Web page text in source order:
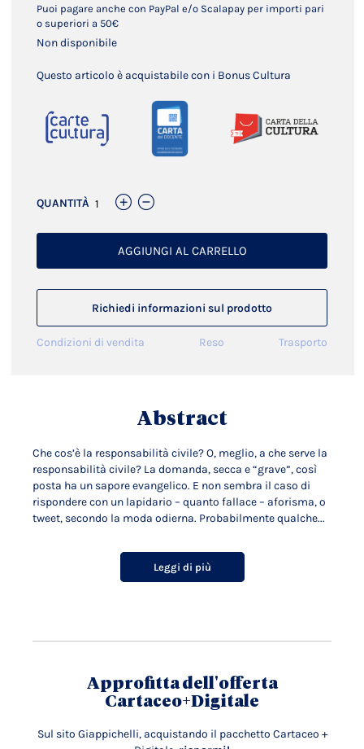
Puoi pagare anche con PayPal e/o Scalapay per importi pari
o superiori a 50€
Non disponibile
Questo articolo è acquistabile con i Bonus Cultura
QUANTITÀ
AGGIUNGI AL CARRELLO
Richiedi informazioni sul prodotto
Condizioni di vendita Reso Trasporto
Abstract
Che cos’è la responsabilità civile? O, meglio, a che serve la
responsabilità civile? La domanda, secca e “grave”, così
posta ha un sapore evangelico. E non sembra il caso di
rispondere con un lapidario – quanto fallace – aforisma, o
tweet, secondo la moda odierna. Probabilmente qualche...
Leggi di più
Approfitta dell'offerta
Cartaceo+Digitale
Sul sito Giappichelli, acquistando il pacchetto Cartaceo +